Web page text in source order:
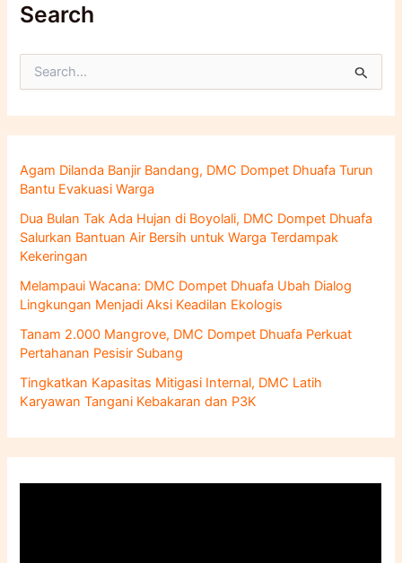
Search
a
t
u
k
:
Agam Dilanda Banjir Bandang, DMC Dompet Dhuafa Turun
Bantu Evakuasi Warga
Dua Bulan Tak Ada Hujan di Boyolali, DMC Dompet Dhuafa
Salurkan Bantuan Air Bersih untuk Warga Terdampak
Kekeringan
Melampaui Wacana: DMC Dompet Dhuafa Ubah Dialog
Lingkungan Menjadi Aksi Keadilan Ekologis
Tanam 2.000 Mangrove, DMC Dompet Dhuafa Perkuat
Pertahanan Pesisir Subang
Tingkatkan Kapasitas Mitigasi Internal, DMC Latih
Karyawan Tangani Kebakaran dan P3K